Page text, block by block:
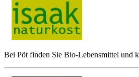
Bei Pöt finden Sie Bio-Lebensmittel und